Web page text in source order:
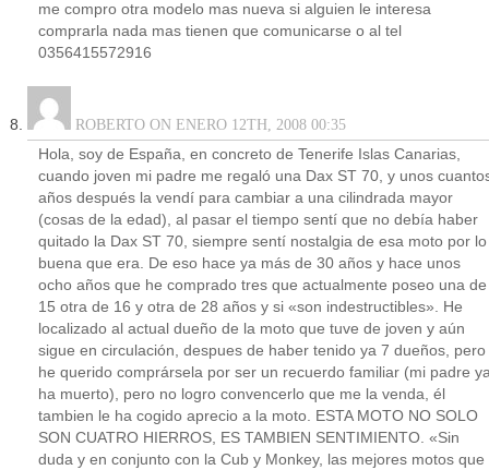
me compro otra modelo mas nueva si alguien le interesa
comprarla nada mas tienen que comunicarse o al tel
0356415572916
ROBERTO ON ENERO 12TH, 2008 00:35
Hola, soy de España, en concreto de Tenerife Islas Canarias,
cuando joven mi padre me regaló una Dax ST 70, y unos
años después la vendí para cambiar a una cilindrada mayor
(cosas de la edad), al pasar el tiempo sentí que no debía haber
quitado la Dax ST 70, siempre sentí nostalgia de esa moto por lo
buena que era. De eso hace ya más de 30 años y hace unos
ocho años que he comprado tres que actualmente poseo una de
15 otra de 16 y otra de 28 años y si «son indestructibles». He
localizado al actual dueño de la moto que tuve de joven y aún
sigue en circulación, despues de haber tenido ya 7 dueños, pero
he querido comprársela por ser un recuerdo familiar (mi padre
ha muerto), pero no logro convencerlo que me la venda, él
tambien le ha cogido aprecio a la moto. ESTA MOTO NO SOLO
SON CUATRO HIERROS, ES TAMBIEN SENTIMIENTO. «Sin
duda y en conjunto con la Cub y Monkey, las mejores motos que